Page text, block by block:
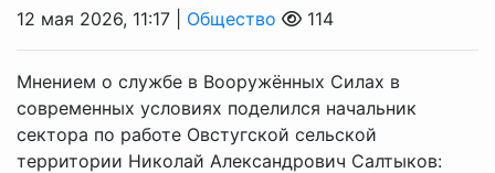
12 мая 2026, 11:17 | Общество 114
Мнением о службе в Вооружённых Силах в
современных условиях поделился начальник
сектора по работе Овстугской сельской
территории Николай Александрович Салтыков: